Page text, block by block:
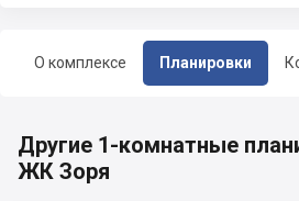
О комплексе Планировки
Другие 1-комнатные
ЖК Зоря